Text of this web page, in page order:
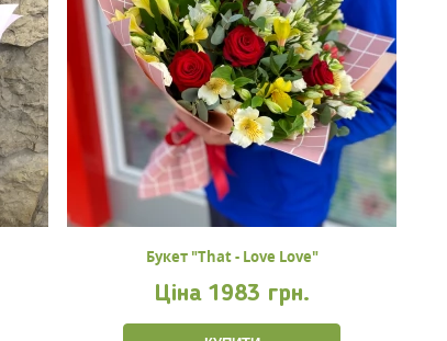
Букет "That - Love Love"
Ціна 1983 грн.